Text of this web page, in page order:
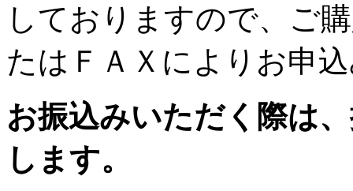
しておりますので、ご
たはＦＡＸによりお申
お振込みいただく際は
します。